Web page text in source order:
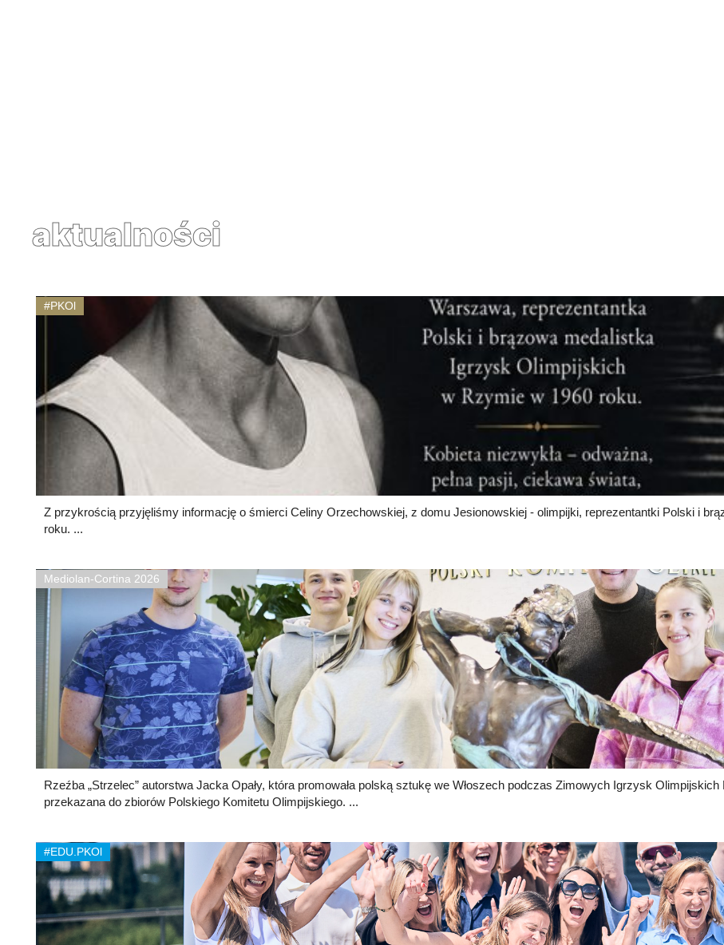
aktualności
#PKOl
Z przykrością przyjęliśmy informację o śmierci Celiny Orzechowskiej, z domu Jesionowskiej - olimpijki, reprezentantki Polski i
roku. ...
Mediolan-Cortina 2026
Rzeźba „Strzelec” autorstwa Jacka Opały, która promowała polską sztukę we Włoszech podczas Zimowych Igrzysk
przekazana do zbiorów Polskiego Komitetu Olimpijskiego. ...
#EDU.PKOl